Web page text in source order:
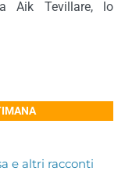
Aik Tevillare, lo
e altri racconti